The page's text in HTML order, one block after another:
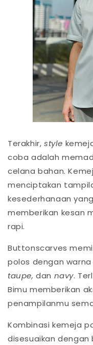
Terakhir, style
coba adalah
celana bahan.
menciptakan
kesederhanaan
memberikan kesan
rapi.
Buttonscarves
polos dengan
taupe,dan navy.
Bimu memberikan
penampilanmu
Kombinasi kemeja
disesuaikan